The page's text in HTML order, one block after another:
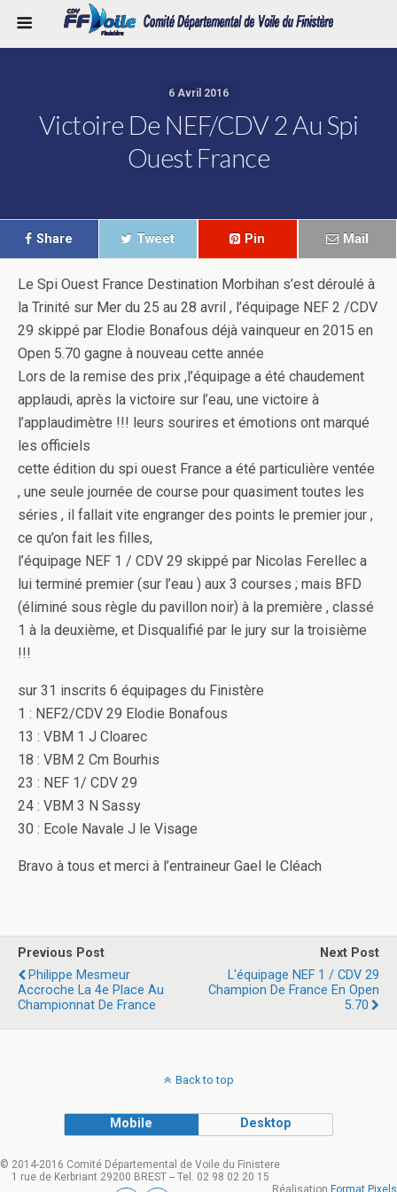
6 Avril 2016
Victoire De NEF/CDV 2 Au Spi
Ouest France
Share Tweet Pin Mail
Le Spi Ouest France Destination Morbihan s’est déroulé à
la Trinité sur Mer du 25 au 28 avril , l’équipage NEF 2 /CDV
29 skippé par Elodie Bonafous déjà vainqueur en 2015 en
Open 5.70 gagne à nouveau cette année
Lors de la remise des prix ,l’équipage a été chaudement
applaudi, après la victoire sur l’eau, une victoire à
l’applaudimètre !!! leurs sourires et émotions ont marqué
les officiels
cette édition du spi ouest France a été particulière ventée
, une seule journée de course pour quasiment toutes les
séries , il fallait vite engranger des points le premier jour ,
ce qu’on fait les filles,
l’équipage NEF 1 / CDV 29 skippé par Nicolas Ferellec a
lui terminé premier (sur l’eau ) aux 3 courses ; mais BFD
(éliminé sous règle du pavillon noir) à la première , classé
1 à la deuxième, et Disqualifié par le jury sur la troisième
!!!
sur 31 inscrits 6 équipages du Finistère
1 : NEF2/CDV 29 Elodie Bonafous
13 : VBM 1 J Cloarec
18 : VBM 2 Cm Bourhis
23 : NEF 1/ CDV 29
24 : VBM 3 N Sassy
30 : Ecole Navale J le Visage
Bravo à tous et merci à l’entraineur Gael le Cléach
Previous Post
Philippe Mesmeur
Accroche La 4e Place Au
Championnat De France
Next Post
L'équipage NEF 1 / CDV 29
Champion De France En Open
5.70
Back to top
Mobile Desktop
© 2014-2016 Comité Départemental de Voile du Finistere
1 rue de Kerbriant 29200 BREST -- Tel. 02 98 02 20 15
Réalisation Format Pixels